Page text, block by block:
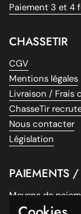
Paiement 3 et 4
CHASSETIR
CGV
Mentions légales
Livraison / Frais
ChasseTir
Nous contacter
Législation
PAIEMENTS
Moyens de
Paiement 3X